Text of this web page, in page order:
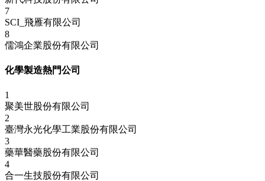
7
SCI_飛雁有限公司
8
儒鴻企業股份有限公司
化學製造熱門公司
1
聚美世股份有限公司
2
臺灣永光化學工業股份有限公司
3
藥華醫藥股份有限公司
4
合一生技股份有限公司